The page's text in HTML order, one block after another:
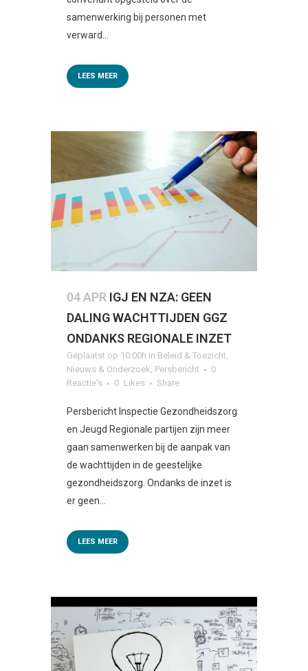
samenwerking bij personen met
verward...
LEES MEER
04 APR IGJ EN NZA: GEEN
DALING WACHTTIJDEN GGZ
ONDANKS REGIONALE INZET
Geplaatst op 10:00h in Beleid & Toezicht,
Nieuws & Onderzoek, Persbericht
0
Reactie's
0 Likes Share
Persbericht Inspectie Gezondheidszorg
en Jeugd Regionale partijen zijn meer
gaan samenwerken bij de aanpak van
de wachttijden in de geestelijke
gezondheidszorg. Ondanks de inzet is
er geen...
LEES MEER